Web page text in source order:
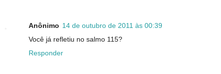
Anônimo 14 de outubro de 2011 às 00:39
Responder